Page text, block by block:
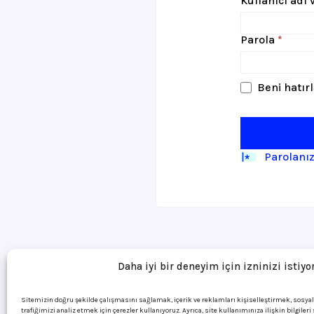
Daha iyi bir deneyim için izninizi
Sitemizin doğru şekilde çalışmasını sağlamak, içerik ve reklamları kişiselleştirmek,
trafiğimizi analiz etmek için çerezler kullanıyoruz. Ayrıca, site kullanımınıza ilişkin bilgileri
Parola *
Beni